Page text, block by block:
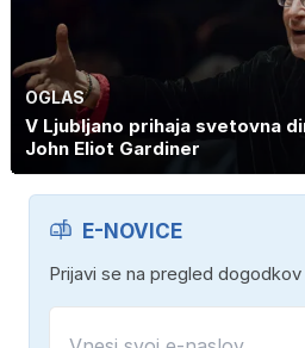
OGLAS
V Ljubljano prihaja svetovna
John Eliot Gardiner
E-NOVICE
Prijavi se na pregled